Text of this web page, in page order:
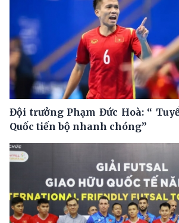
Đội trưởng Phạm Đức Hoà: “
Quốc tiến bộ nhanh chóng”